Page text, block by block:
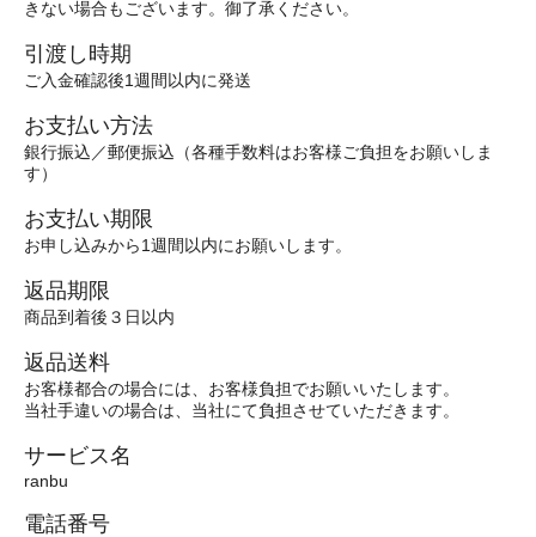
きない場合もございます。御了承ください。
引渡し時期
ご入金確認後1週間以内に発送
お支払い方法
銀行振込／郵便振込（各種手数料はお客様ご負担をお願いしま
す）
お支払い期限
お申し込みから1週間以内にお願いします。
返品期限
商品到着後３日以内
返品送料
お客様都合の場合には、お客様負担でお願いいたします。
当社手違いの場合は、当社にて負担させていただきます。
サービス名
ranbu
電話番号